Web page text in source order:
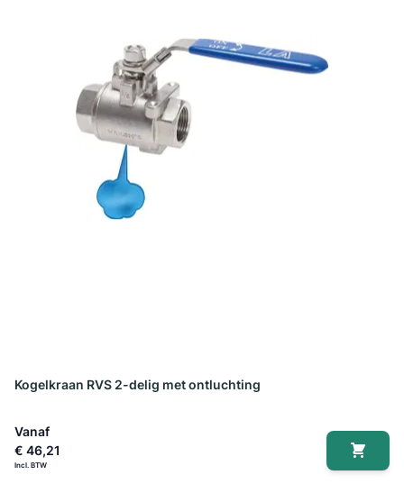
Kogelkraan RVS 2-delig met ontluchting
Vanaf
€ 46,21